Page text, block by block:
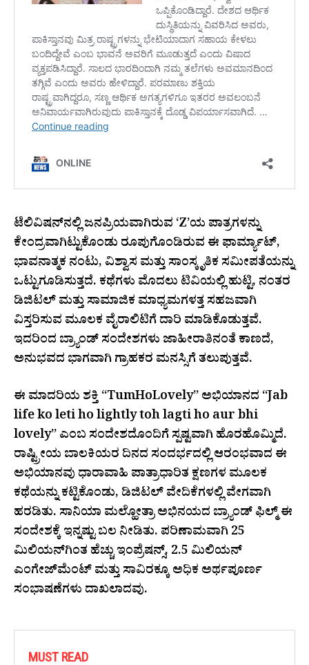
ಟೆಲಿವಿಷನ್‌ನಲ್ಲಿ ಜನಪ್ರಿಯವಾಗಿರುವ ‘Z’ಯ ಪಾತ್ರಗಳನ್ನು
ಕೇಂದ್ರವಾಗಿಟ್ಟುಕೊಂಡು ರೂಪುಗೊಂಡಿರುವ ಈ ಫಾರ್ಮ್ಯಾಟ್,
ಭಾವನಾತ್ಮಕ ನಂಟು, ವಿಶ್ವಾಸ ಮತ್ತು ಸಾಂಸ್ಕೃತಿಕ ಸಮೀಪತೆಯನ್ನು
ಒಟ್ಟುಗೂಡಿಸುತ್ತದೆ. ಕಥೆಗಳು ಮೊದಲು ಟಿವಿಯಲ್ಲಿ ಹುಟ್ಟಿ, ನಂತರ
ಡಿಜಿಟಲ್ ಮತ್ತು ಸಾಮಾಜಿಕ ಮಾಧ್ಯಮಗಳತ್ತ ಸಹಜವಾಗಿ
ವಿಸ್ತರಿಸುವ ಮೂಲಕ ವೈರಾಲಿಟಿಗೆ ದಾರಿ ಮಾಡಿಕೊಡುತ್ತವೆ.
ಇದರಿಂದ ಬ್ರ್ಯಾಂಡ್ ಸಂದೇಶಗಳು ಜಾಹೀರಾತಿನಂತೆ ಕಾಣದೆ,
ಅನುಭವದ ಭಾಗವಾಗಿ ಗ್ರಾಹಕರ ಮನಸ್ಸಿಗೆ ತಲುಪುತ್ತವೆ.
ಈ ಮಾದರಿಯ ಶಕ್ತಿ “TumHoLovely” ಅಭಿಯಾನದ “Jab
life ko leti ho lightly toh lagti ho aur bhi
lovely” ಎಂಬ ಸಂದೇಶದೊಂದಿಗೆ ಸ್ಪಷ್ಟವಾಗಿ ಹೊರಹೊಮ್ಮಿದೆ.
ರಾಷ್ಟ್ರೀಯ ಬಾಲಕಿಯರ ದಿನದ ಸಂದರ್ಭದಲ್ಲಿ ಆರಂಭವಾದ ಈ
ಅಭಿಯಾನವು ಧಾರಾವಾಹಿ ಪಾತ್ರಾಧಾರಿತ ಕ್ಷಣಗಳ ಮೂಲಕ
ಕಥೆಯನ್ನು ಕಟ್ಟಿಕೊಂಡು, ಡಿಜಿಟಲ್ ವೇದಿಕೆಗಳಲ್ಲಿ ವೇಗವಾಗಿ
ಹರಡಿತು. ಸಾನಿಯಾ ಮಲ್ಹೋತ್ರಾ ಅಭಿನಯದ ಬ್ರ್ಯಾಂಡ್ ಫಿಲ್ಮ್ ಈ
ಸಂದೇಶಕ್ಕೆ ಇನ್ನಷ್ಟು ಬಲ ನೀಡಿತು. ಪರಿಣಾಮವಾಗಿ 25
ಮಿಲಿಯನ್‌ಗಿಂತ ಹೆಚ್ಚು ಇಂಪ್ರೆಷನ್ಸ್, 2.5 ಮಿಲಿಯನ್
ಎಂಗೇಜ್‌ಮೆಂಟ್ ಮತ್ತು ಸಾವಿರಕ್ಕೂ ಅಧಿಕ ಅರ್ಥಪೂರ್ಣ
ಸಂಭಾಷಣೆಗಳು ದಾಖಲಾದವು.
MUST READ